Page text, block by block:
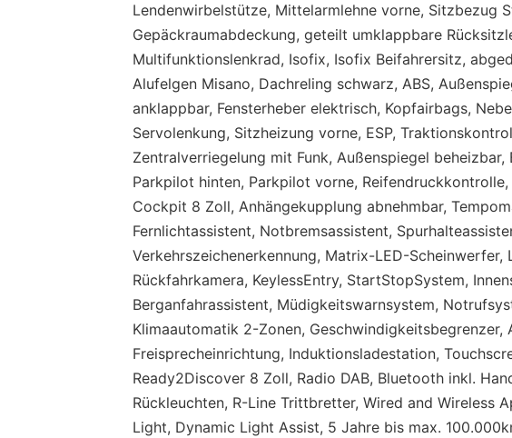
Lendenwirbelstütze, Mittelarmlehne vorne, Sitzbezug
Gepäckraumabdeckung, geteilt umklappbare
Multifunktionslenkrad, Isofix, Isofix Beifahrersitz,
Alufelgen Misano, Dachreling schwarz, ABS,
anklappbar, Fensterheber elektrisch, Kopfairbags,
Servolenkung, Sitzheizung vorne, ESP,
Zentralverriegelung mit Funk, Außenspiegel beheizbar,
Parkpilot hinten, Parkpilot vorne,
Cockpit 8 Zoll, Anhängekupplung abnehmbar,
Fernlichtassistent, Notbremsassistent,
Verkehrszeichenerkennung, Matrix-LED-Scheinwerfer,
Rückfahrkamera, KeylessEntry, StartStopSystem,
Berganfahrassistent, Müdigkeitswarnsystem,
Klimaautomatik 2-Zonen, Geschwindigkeitsbegrenzer,
Freisprecheinrichtung, Induktionsladestation,
Ready2Discover 8 Zoll, Radio DAB, Bluetooth inkl.
Rückleuchten, R-Line Trittbretter, Wired and Wireless
Light, Dynamic Light Assist, 5 Jahre bis max.